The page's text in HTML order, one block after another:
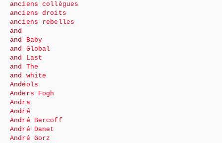
anciens collègues
anciens droits
anciens rebelles
and
and Baby
and Global
and Last
and The
and white
Andéols
Anders Fogh
Andra
André
André Bercoff
André Danet
André Gorz